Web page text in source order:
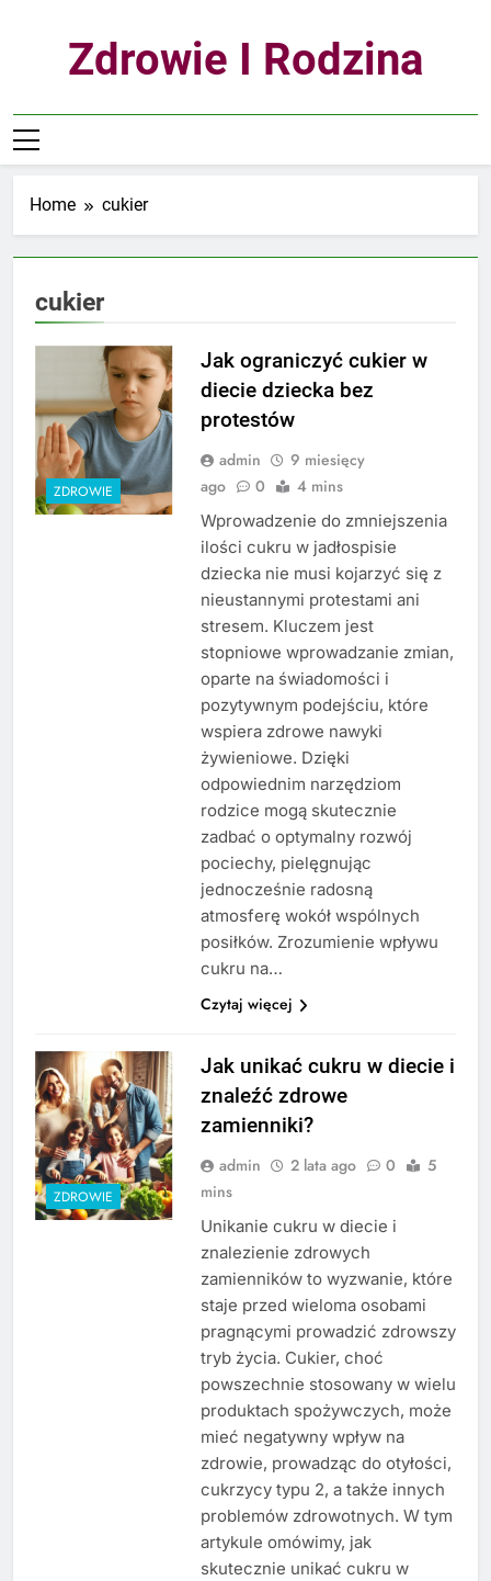
Zdrowie I Rodzina
Home cukier
cukier
ZDROWIE
Jak ograniczyć cukier w
diecie dziecka bez
protestów
admin
9 miesięcy
ago
0 4 mins
Wprowadzenie do zmniejszenia
ilości cukru w jadłospisie
dziecka nie musi kojarzyć się z
nieustannymi protestami ani
stresem. Kluczem jest
stopniowe wprowadzanie zmian,
oparte na świadomości i
pozytywnym podejściu, które
wspiera zdrowe nawyki
żywieniowe. Dzięki
odpowiednim narzędziom
rodzice mogą skutecznie
zadbać o optymalny rozwój
pociechy, pielęgnując
jednocześnie radosną
atmosferę wokół wspólnych
posiłków. Zrozumienie wpływu
cukru na…
Czytaj więcej
ZDROWIE
Jak unikać cukru w diecie i
znaleźć zdrowe
zamienniki?
admin 2 lata ago 0
5
mins
Unikanie cukru w diecie i
znalezienie zdrowych
zamienników to wyzwanie, które
staje przed wieloma osobami
pragnącymi prowadzić zdrowszy
tryb życia. Cukier, choć
powszechnie stosowany w wielu
produktach spożywczych, może
mieć negatywny wpływ na
zdrowie, prowadząc do otyłości,
cukrzycy typu 2, a także innych
problemów zdrowotnych. W tym
artykule omówimy, jak
skutecznie unikać cukru w